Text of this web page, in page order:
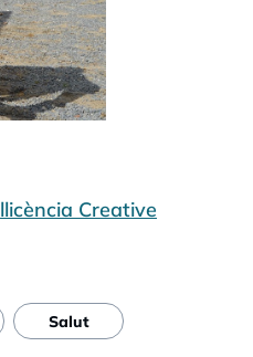
llicència Creative
Salut